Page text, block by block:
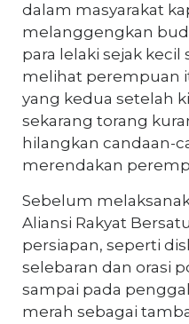
dalam masyarakat
melanggengkan
para lelaki sejak
melihat perempuan
yang kedua setelah
sekarang torang
hilangkan candaan-
merendakan
Sebelum
Aliansi Rakyat
persiapan, seperti
selebaran dan orasi
sampai pada
merah sebagai